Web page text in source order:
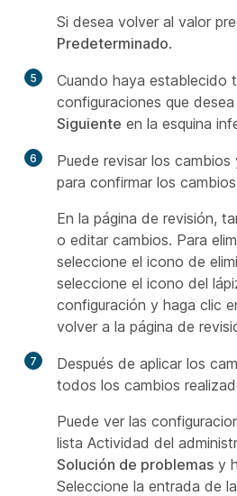
Si desea volver al valor
Predeterminado.
5
Cuando haya establecido
configuraciones que
Siguiente en la esquina
6 Puede revisar los cambios
para confirmar los
En la página de revisión,
o editar cambios. Para
seleccione el icono de
seleccione el icono del
configuración y haga clic
volver a la página de
7
Después de aplicar los
todos los cambios
Puede ver las
lista Actividad del
Solución de problemas y
Seleccione la entrada de